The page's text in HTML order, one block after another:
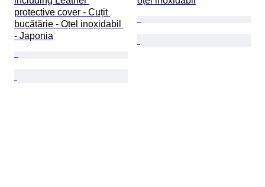
protective cover - Cuțit
bucătărie - Oțel inoxidabil
- Japonia